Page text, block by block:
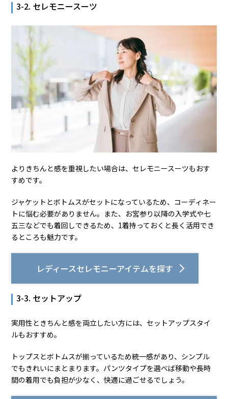
3-2. セレモニースーツ
よりきちんと感を重視したい場合は、セレモニースーツもおす
すめです。
ジャケットとボトムスがセットになっているため、コーディネー
トに悩む必要がありません。また、お宮参り以降の入学式や七
五三などでも着回しできるため、1着持っておくと長く活用でき
るところも魅力です。
レディースセレモニーアイテムを探す
3-3. セットアップ
実用性ときちんと感を両立したい方には、セットアップスタイ
ルもおすすめ。
トップスとボトムスが揃っているため統一感があり、シンプル
でもきれいにまとまります。パンツタイプを選べば移動や長時
間の着用でも負担が少なく、快適に過ごせるでしょう。